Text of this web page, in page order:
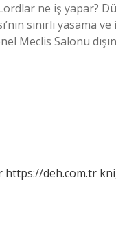
ne iş yapar?
sınırlı yasama
Meclis Salonu
https://deh.com.tr